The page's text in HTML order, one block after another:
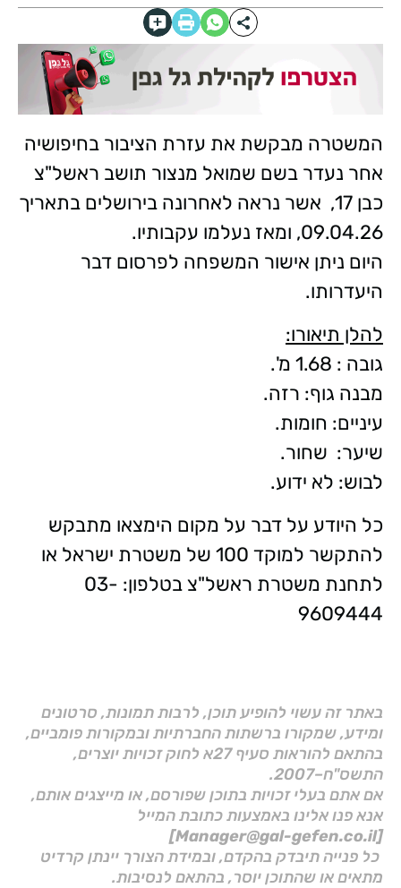
המשטרה מבקשת את עזרת הציבור בחיפושיה
אחר נעדר בשם שמואל מנצור תושב ראשל"צ
כבן 17, אשר נראה לאחרונה בירושלים בתאריך
09.04.26, ומאז נעלמו עקבותיו.
היום ניתן אישור המשפחה לפרסום דבר
היעדרותו.
להלן תיאורו:
גובה : 1.68 מ'.
מבנה גוף: רזה.
עיניים: חומות.
שיער: שחור.
לבוש: לא ידוע.
כל היודע על דבר על מקום הימצאו מתבקש
להתקשר למוקד 100 של משטרת ישראל או
לתחנת משטרת ראשל"צ בטלפון: 03-
9609444
באתר זה עשוי להופיע תוכן, לרבות תמונות, סרטונים
ומידע, שמקורו ברשתות החברתיות ובמקורות פומביים,
בהתאם להוראות סעיף 27א לחוק זכויות יוצרים,
התשס"ח–2007.
אם אתם בעלי זכויות בתוכן שפורסם, או מייצגים אותם,
אנא פנו אלינו באמצעות כתובת המייל
[Manager@gal-gefen.co.il]
כל פנייה תיבדק בהקדם, ובמידת הצורך יינתן קרדיט
מתאים או שהתוכן יוסר, בהתאם לנסיבות.